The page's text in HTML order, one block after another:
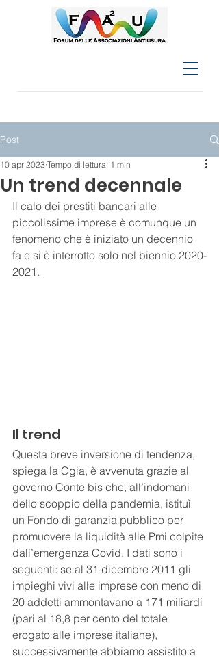
Post
Un trend decennale
10 apr 2023 Tempo di lettura: 1 min
Il calo dei prestiti bancari alle
piccolissime imprese è comunque un
fenomeno che è iniziato un decennio
fa e si è interrotto solo nel biennio 2020-
2021.
Il trend
Questa breve inversione di tendenza,
spiega la Cgia, è avvenuta grazie al
governo Conte bis che, all’indomani
dello scoppio della pandemia, istituì
un Fondo di garanzia pubblico per
promuovere la liquidità alle Pmi colpite
dall’emergenza Covid. I dati sono i
seguenti: se al 31 dicembre 2011 gli
impieghi vivi alle imprese con meno di
20 addetti ammontavano a 171 miliardi
(pari al 18,8 per cento del totale
erogato alle imprese italiane),
successivamente abbiamo assistito a